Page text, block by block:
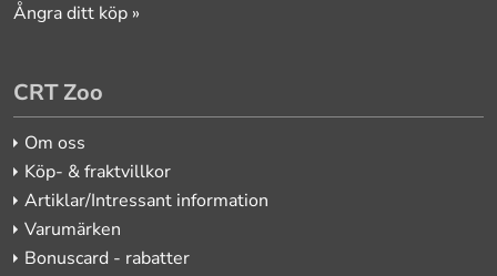
Ångra ditt köp »
CRT Zoo
Om oss
Köp- & fraktvillkor
Artiklar/Intressant information
Varumärken
Bonuscard - rabatter